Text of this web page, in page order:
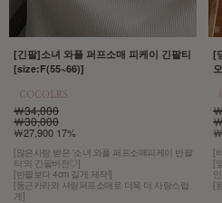
[긴팔]소녀 와플 퍼프소매 피케이 긴팔티
[size:F(55~66)]
￦34,000
￦30,000
￦27,900 17%
[많은사랑 받은 '소녀 와플 퍼프소매피케이 반팔
티'의 긴팔버전♡]
[반팔보다 4cm 길게 제작!]
[둥근카라와 셔링퍼프소매로 더욱 더 사랑스럽
게]
[
[
[
[